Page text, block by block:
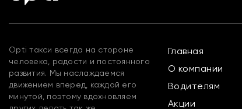
Opti такси всегда на стороне
человека, радости и постоянного
развития. Мы наслаждаемся
движением вперед, каждой его
минутой, поэтому вдохновляем
Главная
О компании
Водителям
Акции